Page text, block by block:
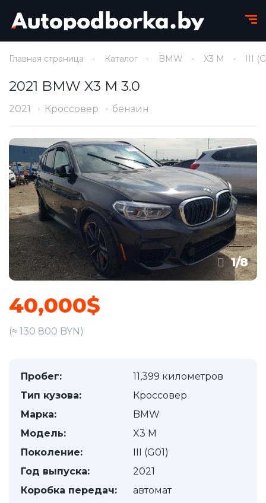
Главная страница Каталог BMW X3 M III
2021 BMW X3 M 3.0
2021 Кроссовер бензин
1/8
40,000$
(≈ 130 800 BYN)
Пробег:
11,399 километров
Тип кузова:
Кроссовер
Марка:
BMW
Модель:
X3 M
Поколение:
III (G01)
Год выпуска:
2021
Коробка передач:
автомат